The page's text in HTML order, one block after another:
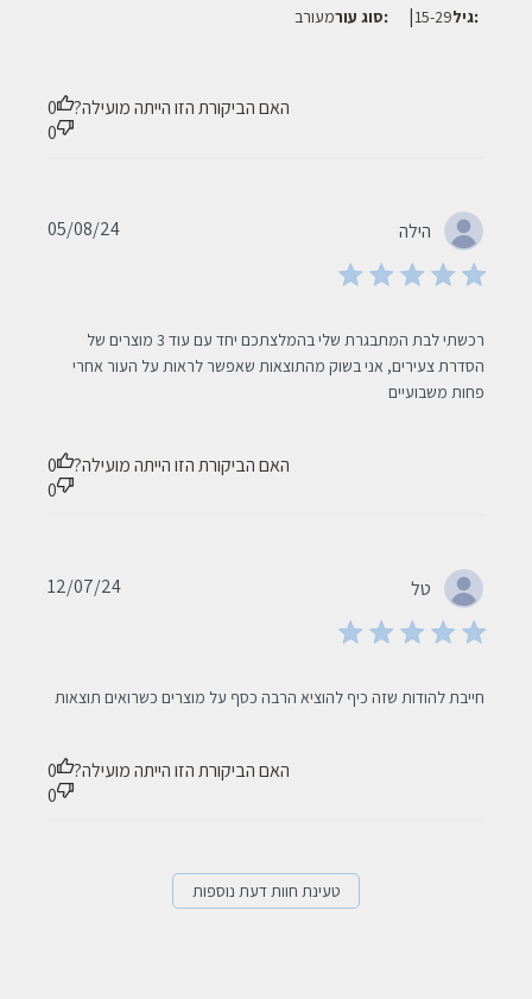
גיל: 15-29
| סוג עור: מעורב
האם הביקורת הזו הייתה מועילה?
0
0
הילה
פחות משבועיים
read more about review content רכשתי לבת המתבגרת שלי
בהמלצתכם
Published
05/08/24
האם הביקורת הזו הייתה מועילה?
0
0
טל
חייבת להודות שזה כיף להוציא הרבה כסף על מוצרים כשרואים תוצאות
read more about review content חייבת להודות שזה כיף להוציא
Published
12/07/24
האם הביקורת הזו הייתה מועילה?
0
0
טעינת חוות דעת נוספות